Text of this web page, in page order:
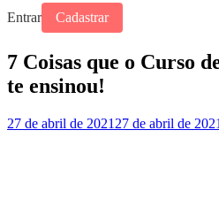
Entrar Cadastrar
7 Coisas que o Curso
te ensinou!
27 de abril de 2021 27 de abril de 2021